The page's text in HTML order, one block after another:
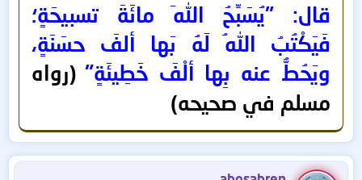
قال: "يُسَبِّحُ اللهَ مائَةَ تسبيحَةٍ؛
فَيَكْتُبُ اللهُ لَهُ بَها ألفَ حسَنَةٍ،
ويَحُطُّ عنه بِها ألْفَ خَطِيئَةٍ" (رواه
مسلم في صحيحه)